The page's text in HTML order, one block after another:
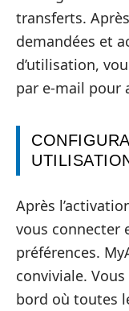
transferts.
demandées et
d’utilisation,
par e-mail pour
Après
vous connecter
préférences.
conviviale.
bord où toutes